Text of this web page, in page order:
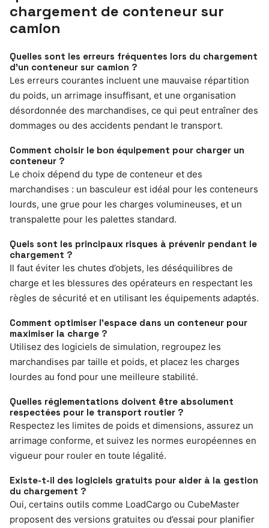
chargement de conteneur sur
camion
Quelles sont les erreurs fréquentes lors du chargement
d’un conteneur sur camion ?
Les erreurs courantes incluent une mauvaise répartition
du poids, un arrimage insuffisant, et une organisation
désordonnée des marchandises, ce qui peut entraîner des
dommages ou des accidents pendant le transport.
Comment choisir le bon équipement pour charger un
conteneur ?
Le choix dépend du type de conteneur et des
marchandises : un basculeur est idéal pour les conteneurs
lourds, une grue pour les charges volumineuses, et un
transpalette pour les palettes standard.
Quels sont les principaux risques à prévenir pendant le
chargement ?
Il faut éviter les chutes d’objets, les déséquilibres de
charge et les blessures des opérateurs en respectant les
règles de sécurité et en utilisant les équipements adaptés.
Comment optimiser l’espace dans un conteneur pour
maximiser la charge ?
Utilisez des logiciels de simulation, regroupez les
marchandises par taille et poids, et placez les charges
lourdes au fond pour une meilleure stabilité.
Quelles réglementations doivent être absolument
respectées pour le transport routier ?
Respectez les limites de poids et dimensions, assurez un
arrimage conforme, et suivez les normes européennes en
vigueur pour rouler en toute légalité.
Existe-t-il des logiciels gratuits pour aider à la gestion
du chargement ?
Oui, certains outils comme LoadCargo ou CubeMaster
proposent des versions gratuites ou d’essai pour planifier